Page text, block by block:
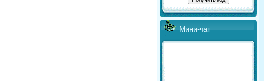
Мини-чат